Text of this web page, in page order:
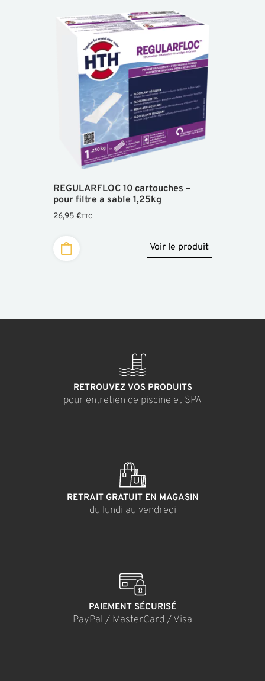
REGULARFLOC 10 cartouches –
pour filtre a sable 1,25kg
26,95 €TTC
Voir le produit
RETROUVEZ VOS PRODUITS
pour entretien de piscine et SPA
RETRAIT GRATUIT EN MAGASIN
du lundi au vendredi
PAIEMENT SÉCURISÉ
PayPal / MasterCard / Visa